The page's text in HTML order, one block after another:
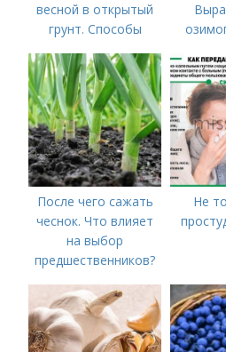
весной в открытый
грунт. Способы
После чего сажать
чеснок. Что влияет
на выбор
предшественников?
Не